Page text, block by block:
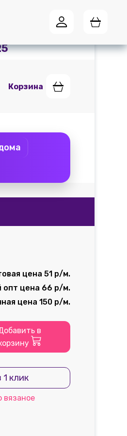
Корзина
цена 51 р/м.
опт цена 66 р/м.
цена 150 р/м.
в
1 клик
вязаное